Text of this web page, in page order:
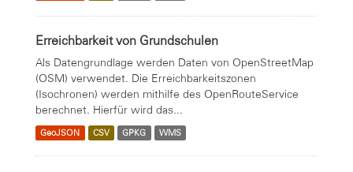
Erreichbarkeit von Grundschulen
Als Datengrundlage werden Daten von OpenStreetMap
(OSM) verwendet. Die Erreichbarkeitszonen
(Isochronen) werden mithilfe des OpenRouteService
berechnet. Hierfür wird das...
GeoJSON CSV GPKG WMS